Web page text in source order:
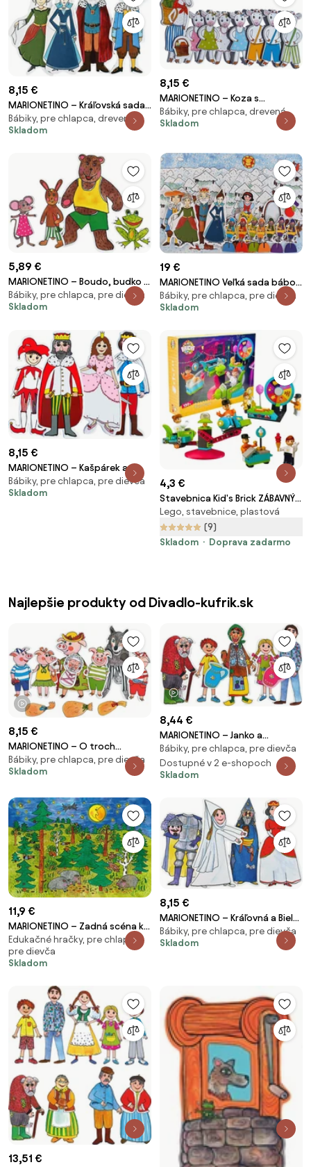
8,15 €
MARIONETINO – Kráľovská sada
III – bábky 4 ks
Bábiky, pre chlapca, drevená
Skladom
8,15 €
MARIONETINO – Koza s
kozliatkami – bábky 8 ks
Bábiky, pre chlapca, drevená
Skladom
5,89 €
MARIONETINO – Boudo, budko –
bábky 4 ks
Bábiky, pre chlapca, pre dievča
Skladom
19 €
MARIONETINO Veľká sada bábok
a kulís – Snehulienka a sedem
trpaslíkov
Bábiky, pre chlapca, pre dievča
Skladom
8,15 €
MARIONETINO – Kašpárek a
princezná – bábky 4 ks
Bábiky, pre chlapca, pre dievča
Skladom
4,3 €
Stavebnica Kid's Brick ZÁBAVNÝ
PARK, 130 dielikov
Lego, stavebnice, plastová
(9)
Skladom
Doprava zadarmo
Najlepšie produkty od Divadlo-kufrik.sk
1 video
8,15 €
MARIONETINO – O troch
prasiatkach – bábky 6 ks
Bábiky, pre chlapca, pre dievča
Skladom
1 video
8,44 €
MARIONETINO – Janko a
Marienka – bábky 5 ks
Bábiky, pre chlapca, pre dievča
Dostupné v 2 e-shopoch
Skladom
11,9 €
MARIONETINO – Zadná scéna k
rozprávke Brémski muzikanti (2
motívy)
Edukačné hračky, pre chlapca,
pre dievča
Skladom
8,15 €
MARIONETINO – Kráľovná a Biela
pani – bábky 4 ks
Bábiky, pre chlapca, pre dievča
Skladom
13,51 €